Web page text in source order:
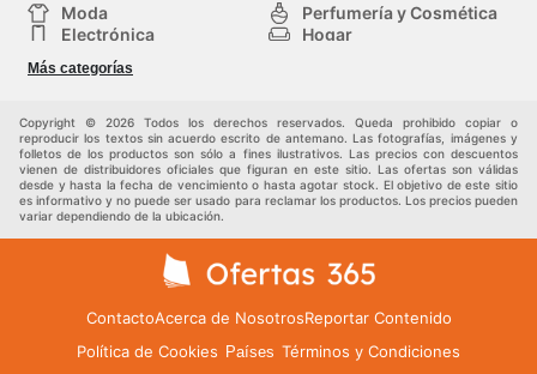
Moda
Perfumería y Cosmética
Electrónica
Hogar
Deporte
Juguetes y bebés
Más categorías
Copyright © 2026 Todos los derechos reservados. Queda prohibido copiar o
reproducir los textos sin acuerdo escrito de antemano. Las fotografías, imágenes y
folletos de los productos son sólo a fines ilustrativos. Las precios con descuentos
vienen de distribuidores oficiales que figuran en este sitio. Las ofertas son válidas
desde y hasta la fecha de vencimiento o hasta agotar stock. El objetivo de este sitio
es informativo y no puede ser usado para reclamar los productos. Los precios pueden
variar dependiendo de la ubicación.
ContactoAcerca de NosotrosReportar Contenido
Política de Cookies Países Términos y Condiciones